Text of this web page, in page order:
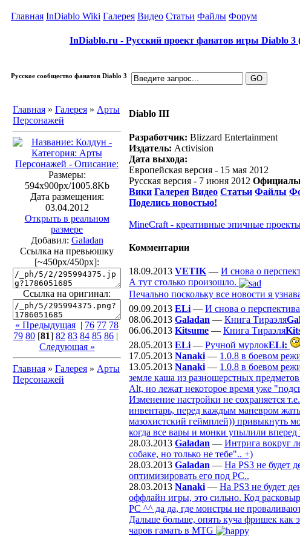
Главная InDiablo Wiki Галерея Видео Статьи Файлы Форум
InDiablo.ru - Русский проект фанатов игры Diablo 3
Русское сообщество фанатов Diablo 3
Главная » Галерея » Арты
Персонажей
Размеры:
594x900px/1005.8Kb
Дата размещения:
03.04.2012
Открыть в реальном
размере
Добавил: Galadan
Ссылка на превьюшку
[~450px/450px]:
Ссылка на оригинал:
« Предыдущая | 76 77 78
79 80 [81] 82 83 84 85 86 |
Следующая »
Главная » Галерея » Арты
Персонажей
Diablo III
Разработчик: Blizzard Entertainment
Издатель: Activision
Дата выхода:
Европейская версия - 15 мая 2012
Русская версия - 7 июня 2012
Вики Галерея Видео Статьи Файлы
Поделись новостью!
MineCraft - креативные эпичные
Комментарии
18.09.2013 VETIK — И снова о
А тут столько произошло.
Печально поскольку все новости я
09.09.2013 ELi — И снова о
08.06.2013 Galadan — Книга Тираэля
06.06.2013 Kitsume — Книга Тираэля
28.05.2013 ELi — Ручной мурлокELi:
17.05.2013 Nanaki — 1.0.8 в боевом
13.05.2013 Nanaki — 1.0.8 в боевом
земле каша из разношерстных
Alt, но лежат некоторое время уже
Изменение настройки не сохраняется
инвентарь, перед каждым маневром
мазохистский геймплей)) привыкнуть
когда все вары и монки упылили
28.03.2013 Galadan — Интрига вокруг
собаке, но только не тебе".. +)
28.03.2013 Galadan — На PS3 не будет
оптимизировать его под РС..
28.03.2013 Nanaki — На PS3 не будет
оффлайн игры, это сильно. Код
PC ^^ да да, где монстры не
Дальше больше, опять куча фришек как
чаров гамать в MTG